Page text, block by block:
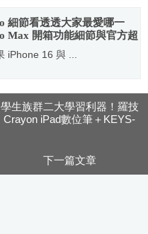
細節看透透大家最愛哪一
Max 開箱功能細節與官方超
iPhone 16 與 ...
學生族群二大學習利器！羅技
Crayon iPad數位筆＋KEYS-
下一篇文章